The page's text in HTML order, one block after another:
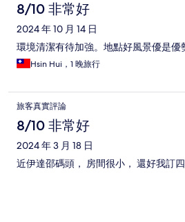
8/10 非常好
2024 年 10 月 14 日
環境清潔有待加強。地點好風景優是優
Hsin Hui，1 晚旅行
旅客真實評論
8/10 非常好
2024 年 3 月 18 日
近伊達邵碼頭， 房間很小， 還好我訂